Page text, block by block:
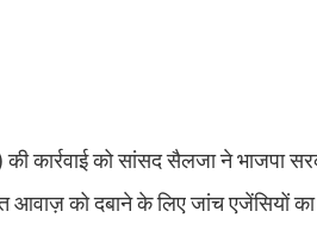
कार्रवाई को सांसद सैलजा ने भाजपा
को दबाने के लिए जांच एजेंसियों